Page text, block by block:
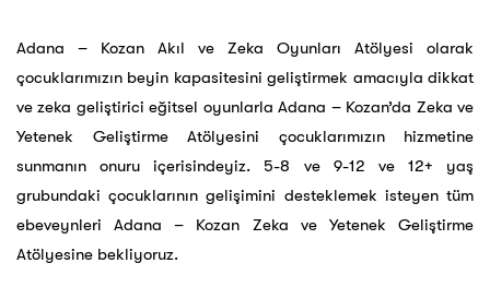
Adana – Kozan Akıl ve Zeka Oyunları Atölyesi olarak
çocuklarımızın beyin kapasitesini geliştirmek amacıyla dikkat
ve zeka geliştirici eğitsel oyunlarla Adana – Kozan’da Zeka ve
Yetenek Geliştirme Atölyesini çocuklarımızın hizmetine
sunmanın onuru içerisindeyiz. 5-8 ve 9-12 ve 12+ yaş
grubundaki çocuklarının gelişimini desteklemek isteyen tüm
ebeveynleri Adana – Kozan Zeka ve Yetenek Geliştirme
Atölyesine bekliyoruz.